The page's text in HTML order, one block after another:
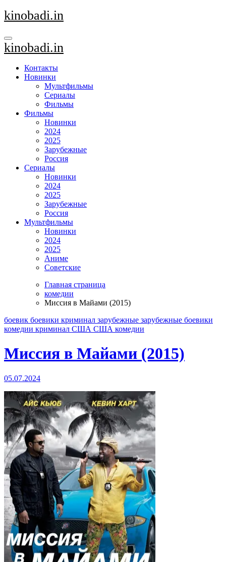
Перейти
к
kinobadi.in
kinobadi.in
Контакты
Новинки
Мультфильмы
Сериалы
Фильмы
Фильмы
Новинки
2024
2025
Зарубежные
Россия
Сериалы
Новинки
2024
2025
Зарубежные
Россия
Мультфильмы
Новинки
2024
2025
Аниме
Советские
Главная страница
комедии
Миссия в Майами (2015)
боевик боевики криминал зарубежные зарубежные боевики
комедии криминал США США комедии
Миссия в Майами (2015)
05.07.2024